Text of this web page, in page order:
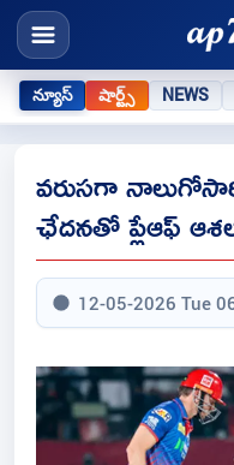
న్యూస్ షార్ట్స్ NEWS
వరుసగా
ఛేదనతో ప్లేఆఫ్
12-05-2026 Tue